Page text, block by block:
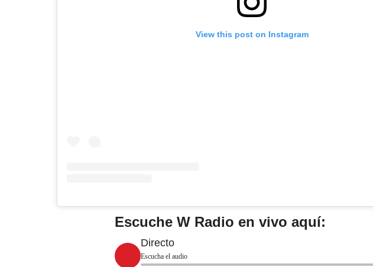
View this post on Instagram
Escuche W Radio en vivo aquí:
Directo
Escucha el audio